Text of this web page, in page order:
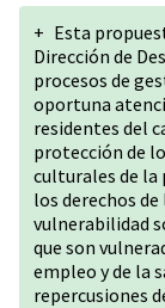
+ Esta
Dirección de
procesos de
oportuna
residentes del
protección de
culturales de
los derechos
vulnerabilidad
que son
empleo y de la
repercusiones